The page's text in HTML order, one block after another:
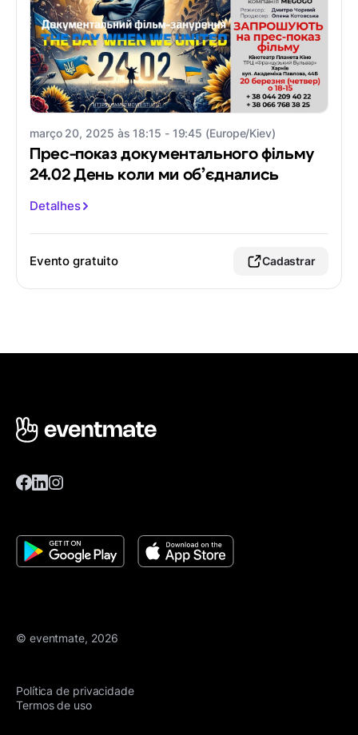
março 20, 2025 às 18:15 - 19:45 (Europe/Kiev)
Прес-показ документального фільму
24.02 День коли ми об’єднались
Detalhes
Evento gratuito Cadastrar
© eventmate, 2026
Política de privacidade
Termos de uso